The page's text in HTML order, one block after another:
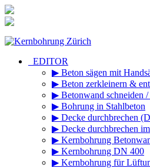
Inhalt
_EDITOR
▶ Beton sägen mit
▶ Beton zerkleinern &
▶ Betonwand schneiden /
▶ Bohrung in Stahlbeton
▶ Decke durchbrechen
▶ Decke durchbrechen
▶ Kernbohrung
▶ Kernbohrung DN 400
▶ Kernbohrung für